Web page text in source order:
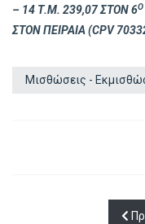
– 14 Τ.Μ. 239,07 ΣΤΟΝ 6Ο
ΣΤΟΝ ΠΕΙΡΑΙΑ (CPV
Μισθώσεις -